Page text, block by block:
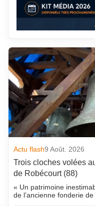
Actu flash9 Août. 2026
Trois cloches volées
de Robécourt (88)
« Un patrimoine
de l’ancienne fonderie